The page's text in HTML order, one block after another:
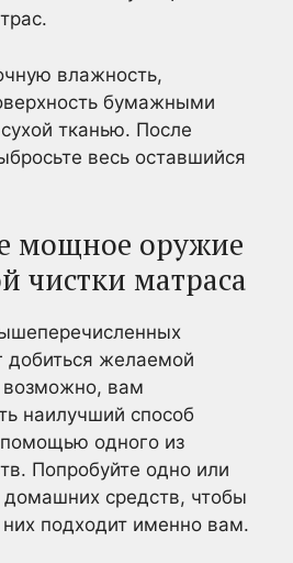
влажность,
бумажными
тканью. После
весь оставшийся
мощное оружие
чистки матраса
добиться желаемой
возможно, вам
наилучший способ
одного из
Попробуйте одно или
домашних средств, чтобы
них подходит именно вам.